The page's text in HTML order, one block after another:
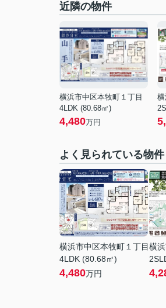
近隣の物件
横浜市中区本牧町１丁目
4LDK (80.68㎡)
4,480万円
よく見られている物件
横浜市中区本牧町１丁目
4LDK (80.68㎡)
4,480万円
横